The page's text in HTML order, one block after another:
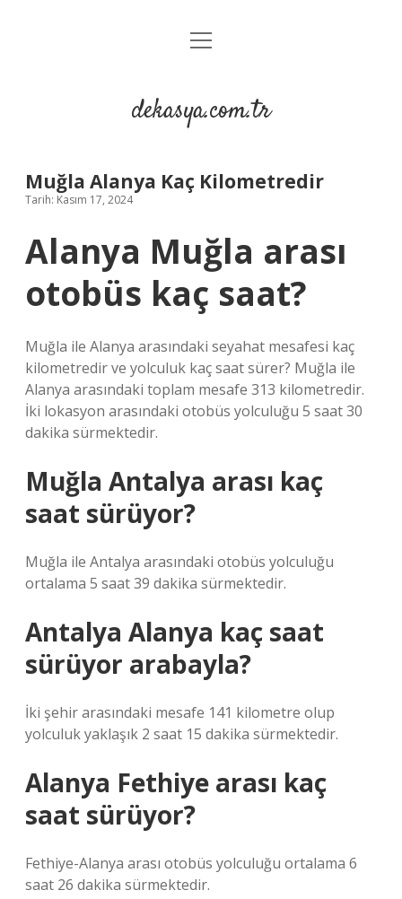
Anasayfa
Yasal Uyarı
menüyü
dekasya.com.tr
Muğla Alanya Kaç Kilometredir
Tarih: Kasım 17, 2024
Alanya Muğla arası
otobüs kaç saat?
Muğla ile Alanya arasındaki seyahat mesafesi kaç
kilometredir ve yolculuk kaç saat sürer? Muğla ile
Alanya arasındaki toplam mesafe 313 kilometredir.
İki lokasyon arasındaki otobüs yolculuğu 5 saat 30
dakika sürmektedir.
Muğla Antalya arası kaç
saat sürüyor?
Muğla ile Antalya arasındaki otobüs yolculuğu
ortalama 5 saat 39 dakika sürmektedir.
Antalya Alanya kaç saat
sürüyor arabayla?
İki şehir arasındaki mesafe 141 kilometre olup
yolculuk yaklaşık 2 saat 15 dakika sürmektedir.
Alanya Fethiye arası kaç
saat sürüyor?
Fethiye-Alanya arası otobüs yolculuğu ortalama 6
saat 26 dakika sürmektedir.